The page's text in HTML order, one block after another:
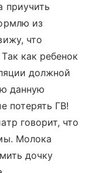
приучить
из
что
как ребенок
должной
данную
потерять ГВ!
говорит, что
Молока
дочку